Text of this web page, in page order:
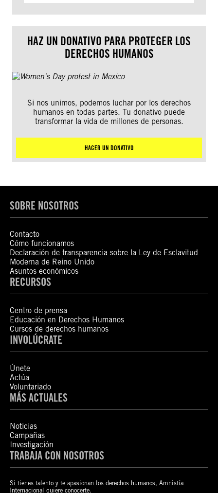
HAZ UN DONATIVO PARA PROTEGER LOS
DERECHOS HUMANOS
Si nos unimos, podemos luchar por los derechos
humanos en todas partes. Tu donativo puede
transformar la vida de millones de personas.
HACER UN DONATIVO
SOBRE NOSOTROS
Contacto
Cómo funcionamos
Declaración de transparencia sobre la Ley de Esclavitud
Moderna de Reino Unido
Asuntos económicos
RECURSOS
Centro de prensa
Educación en Derechos Humanos
Cursos de derechos humanos
INVOLÚCRATE
Únete
Actúa
Voluntariado
MÁS ACTUALES
Noticias
Campañas
Investigación
TRABAJA CON NOSOTROS
Si tienes talento y te apasionan los derechos humanos, Amnistía
Internacional quiere conocerte.